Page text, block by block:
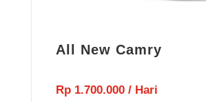
All New Camry
Rp 1.700.000 / Hari